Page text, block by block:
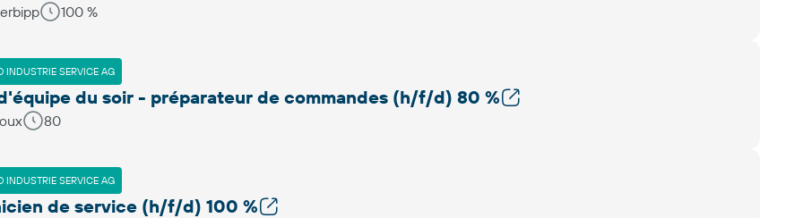
100 %
INDUSTRIE SERVICE AG
du soir - préparateur de commandes (h/f/d) 80 %
80
INDUSTRIE SERVICE AG
de service (h/f/d) 100 %